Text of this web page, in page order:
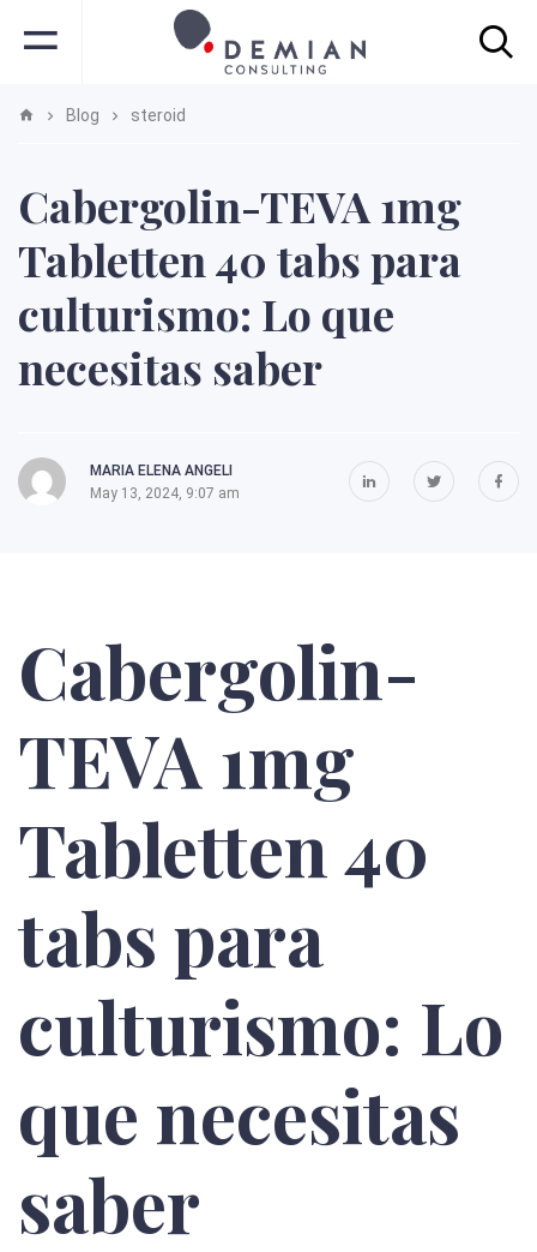
Blog steroid
Cabergolin-TEVA 1mg
Tabletten 40 tabs para
culturismo: Lo que
necesitas saber
MARIA ELENA ANGELI
May 13, 2024, 9:07 am
Cabergolin-
TEVA 1mg
Tabletten 40
tabs para
culturismo: Lo
que necesitas
saber